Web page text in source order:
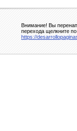
Внимание! Вы
перехода щелкните
https://